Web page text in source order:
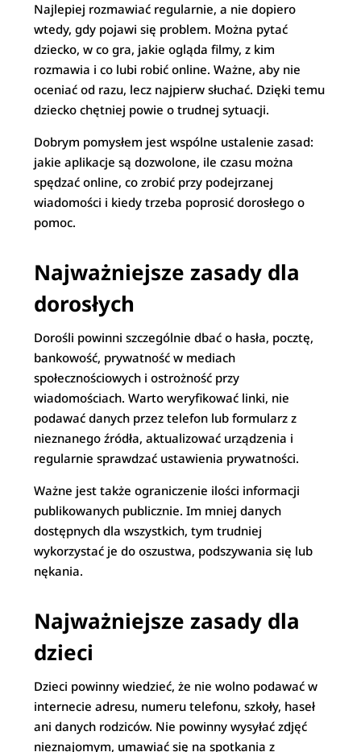
Najlepiej rozmawiać regularnie, a nie dopiero
wtedy, gdy pojawi się problem. Można pytać
dziecko, w co gra, jakie ogląda filmy, z kim
rozmawia i co lubi robić online. Ważne, aby nie
oceniać od razu, lecz najpierw słuchać. Dzięki temu
dziecko chętniej powie o trudnej sytuacji.
Dobrym pomysłem jest wspólne ustalenie zasad:
jakie aplikacje są dozwolone, ile czasu można
spędzać online, co zrobić przy podejrzanej
wiadomości i kiedy trzeba poprosić dorosłego o
pomoc.
Najważniejsze zasady dla
dorosłych
Dorośli powinni szczególnie dbać o hasła, pocztę,
bankowość, prywatność w mediach
społecznościowych i ostrożność przy
wiadomościach. Warto weryfikować linki, nie
podawać danych przez telefon lub formularz z
nieznanego źródła, aktualizować urządzenia i
regularnie sprawdzać ustawienia prywatności.
Ważne jest także ograniczenie ilości informacji
publikowanych publicznie. Im mniej danych
dostępnych dla wszystkich, tym trudniej
wykorzystać je do oszustwa, podszywania się lub
nękania.
Najważniejsze zasady dla
dzieci
Dzieci powinny wiedzieć, że nie wolno podawać w
internecie adresu, numeru telefonu, szkoły, haseł
ani danych rodziców. Nie powinny wysyłać zdjęć
nieznajomym, umawiać się na spotkania z